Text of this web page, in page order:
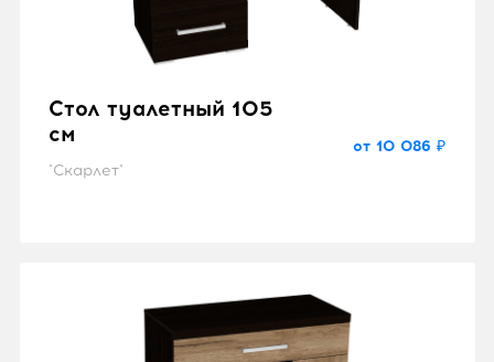
Стол туалетный 105
см
"Скарлет"
от 10 086 ₽